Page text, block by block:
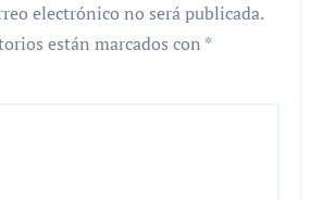
electrónico no será publicada.
están marcados con *